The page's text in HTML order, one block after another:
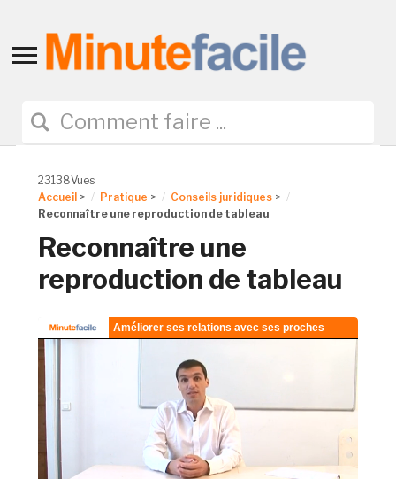
Toggle
navigation
23138Vues
Accueil > Pratique > Conseils juridiques >
Reconnaître une reproduction de tableau
Reconnaître une
reproduction de tableau